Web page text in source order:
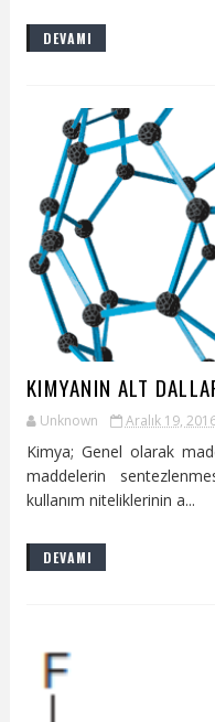
DEVAMI
KIMYANIN ALT
Unknown Aralık 19,
Kimya; Genel olarak
maddelerin
kullanım niteliklerinin a...
DEVAMI